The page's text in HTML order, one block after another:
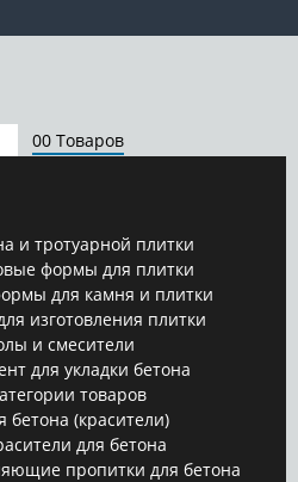
00 Товаров
и тротуарной плитки
формы для плитки
для камня и плитки
изготовления плитки
и смесители
для укладки бетона
товаров
бетона (красители)
для бетона
пропитки для бетона